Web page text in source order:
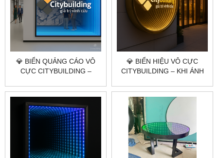
💎 BIỂN QUẢNG CÁO VÔ
CỰC CITYBUILDING –
NÂNG TẦM THƯƠNG HIỆU
💎 BIỂN HIỆU VÔ CỰC
CITYBUILDING – KHI ÁNH
THUẬT THƯƠNG HIỆU